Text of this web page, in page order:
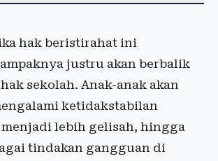
hak beristirahat ini
justru akan berbalik
sekolah. Anak-anak akan
ketidakstabilan
lebih gelisah, hingga
tindakan gangguan di